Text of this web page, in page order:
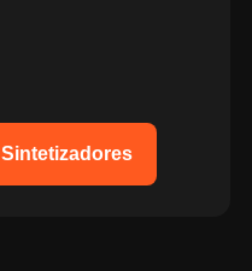
Sintetizadores